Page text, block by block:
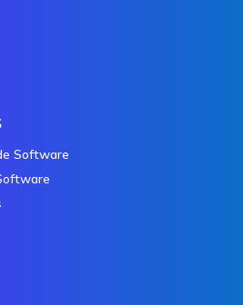
Software